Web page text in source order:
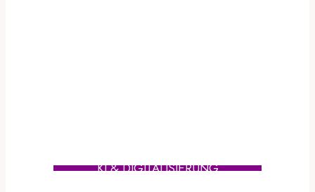
KI & DIGITALISIERUNG